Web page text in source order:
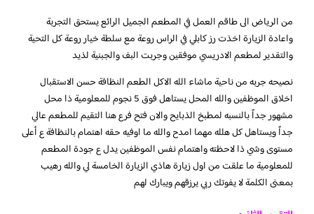
من الرياض الى طاقم العمل في المطعم الجميل الرائع يستحق التجربة
واعادة الزيارة اخذت رز كابلي في الراس روعة مع سلطة خيار روعة كل التحية
والتقدير لمطعم الادريسي موفقين وجربت البف والجبنية لذيد
نصيحه جربه من ناحية ماشاء الله الاكل الطعم النظافة حسن الاستقبال
اخلاق الموظفين والله المحل يستاهل فوق 5 نجوم للمعلومية ذا محل
مشهور جداً بالنسبه لمطبخ الذبايح والان فتح فرع هنا التقيم للمطعم عالي
جداً ويستاهل كل هلله مهما امدح والله ما اوفيه حقه اهتمام بالنظافة ع أعلى
مستوى وشي ذا لاحظته واهتمام نفس الموظفين يدل ع جودة المطعم
للمعلومية ما علقت من اول زيارة هاذي الزيارة الخامسة لي والله رهيب
بمعنى الكلمة لا يفوتك ربي يرزقهم ويبارك لهم